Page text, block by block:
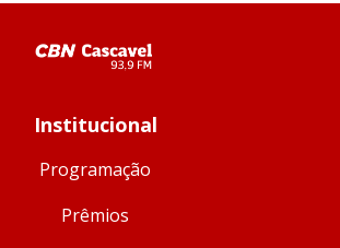
Institucional
Programação
Prêmios